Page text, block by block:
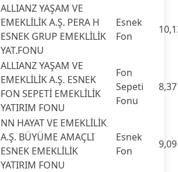
ALLIANZ YAŞAM VE
EMEKLİLİK A.Ş. PERA H
ESNEK GRUP EMEKLİLİK
YAT.FONU
Esnek
Fon
ALLIANZ YAŞAM VE
EMEKLİLİK A.Ş. ESNEK
FON SEPETİ EMEKLİLİK
YATIRIM FONU
Fon
Sepeti
Fonu
8,37
NN HAYAT VE EMEKLİLİK
A.Ş. BÜYÜME AMAÇLI
ESNEK EMEKLİLİK
YATIRIM FONU
Esnek
Fon
9,09